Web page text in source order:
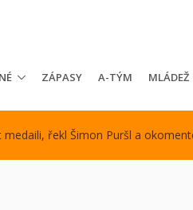
ZÁPASY A-TÝM MLÁDEŽ
řekl Šimon Puršl a